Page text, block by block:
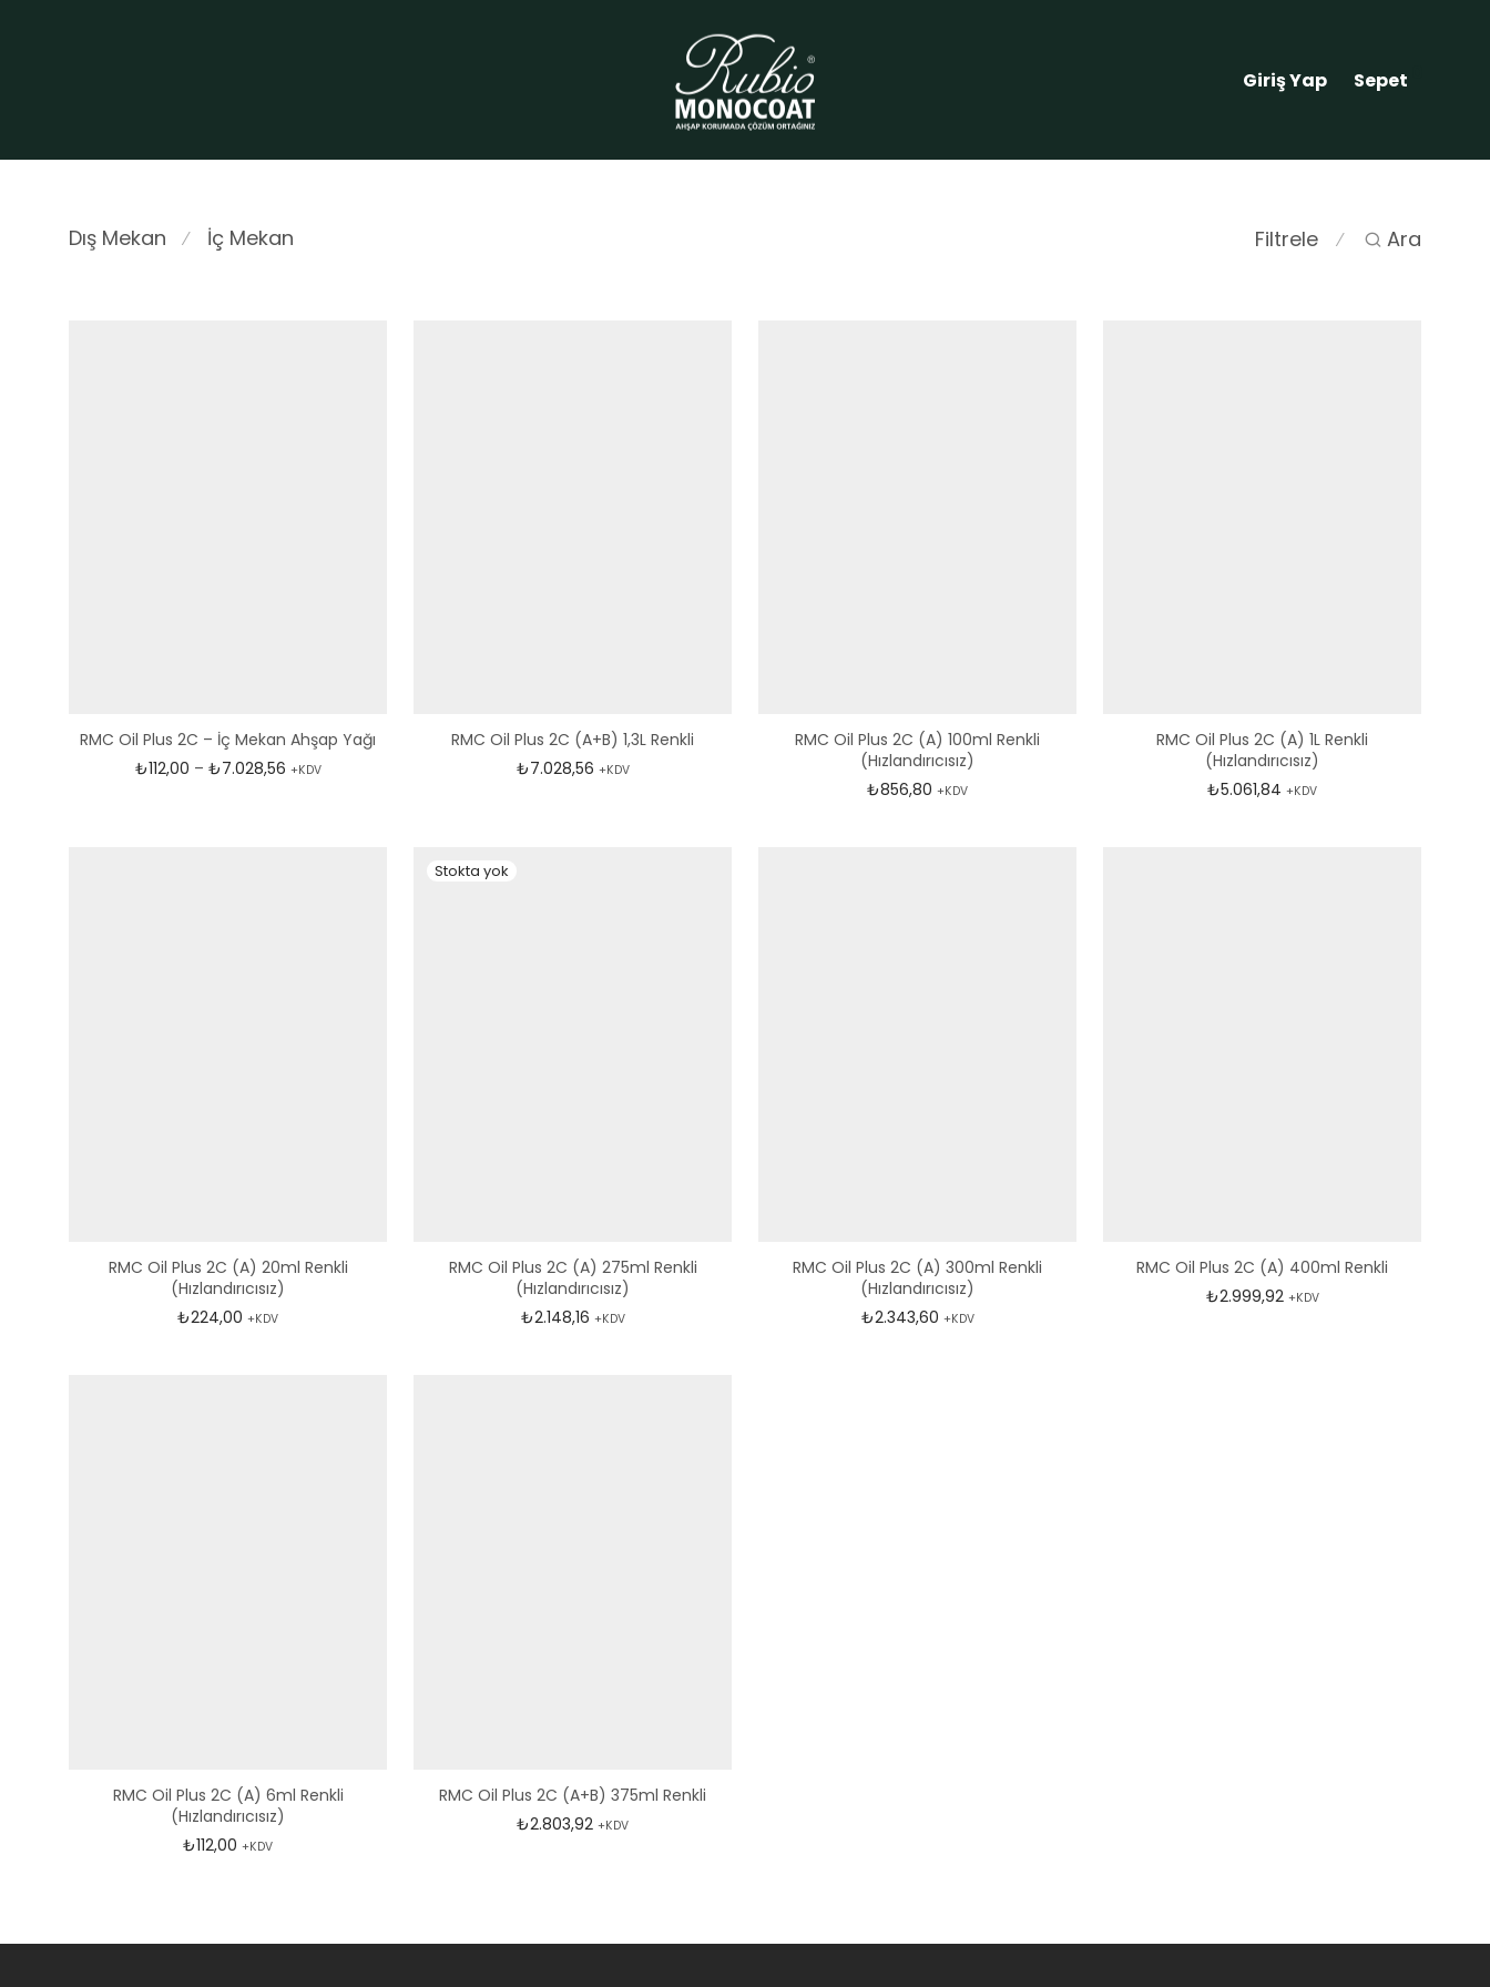
Giriş Yap Sepet
Filtrele ⁄ Ara
Dış Mekan ⁄ İç Mekan
RMC Oil Plus 2C – İç Mekan Ahşap Yağı
₺112,00 – ₺7.028,56Fiyat aralığı: ₺112,00 - ₺7.028,56
+KDV
RMC Oil Plus 2C (A+B) 1,3L Renkli
₺7.028,56 +KDV
RMC Oil Plus 2C (A) 100ml Renkli
(Hızlandırıcısız)
₺856,80 +KDV
RMC Oil Plus 2C (A) 1L Renkli
(Hızlandırıcısız)
₺5.061,84 +KDV
RMC Oil Plus 2C (A) 20ml Renkli
(Hızlandırıcısız)
₺224,00 +KDV
RMC Oil Plus 2C (A) 275ml Renkli
(Hızlandırıcısız)
₺2.148,16 +KDV
RMC Oil Plus 2C (A) 300ml Renkli
(Hızlandırıcısız)
₺2.343,60 +KDV
RMC Oil Plus 2C (A) 400ml Renkli
₺2.999,92 +KDV
RMC Oil Plus 2C (A) 6ml Renkli
(Hızlandırıcısız)
₺112,00 +KDV
RMC Oil Plus 2C (A+B) 375ml Renkli
₺2.803,92 +KDV